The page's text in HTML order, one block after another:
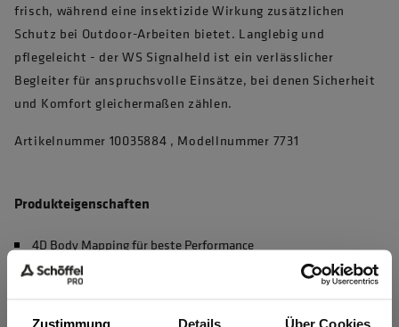
Zustimmung Details Über Cookies
frisch, während eine insektizide Wirkung zusätzlichen
Schutz bei Outdoor-Arbeiten bietet. Langlebig und
pflegeleicht - der WS Signalheld ist ein verlässlicher
Begleiter für anspruchsvolle Einsätze, bei denen Sicherheit
und Komfort gleichermaßen zählen.
Artikelnummer 10035884 , Modellnummer 7731
Produkteigenschaften
4D Body Mapping für beste Performance
Waschbar bei 60°C, max. 50 Haushaltswäschen (EN 20471)